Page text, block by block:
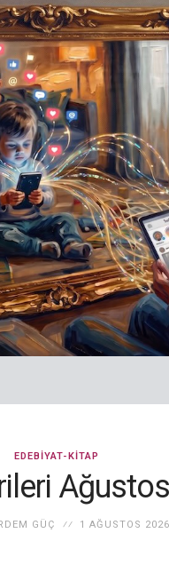
EDEBIYAT-KITAP
GÜÇ 1 AĞUSTOS 2026